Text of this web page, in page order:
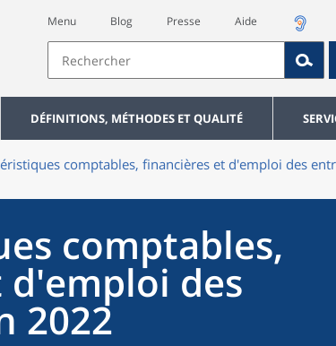
Menu Blog Presse Aide
DÉFINITIONS, MÉTHODES ET QUALITÉ
comptables, financières et d'emploi des
comptables,
des
2022